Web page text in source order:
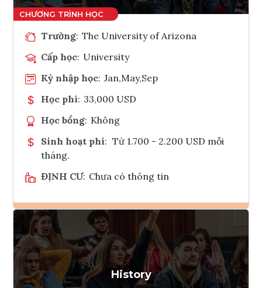
Trường: The University of Arizona
Cấp học: University
Kỳ nhập học: Jan,May,Sep
Học phí: 33,000 USD
Học bổng: Không
Sinh hoạt phí: Từ 1.700 - 2.200 USD mỗi
tháng.
ĐỊNH CƯ: Chưa có thông tin
Ghi danh
Tham vấn Interlink
History